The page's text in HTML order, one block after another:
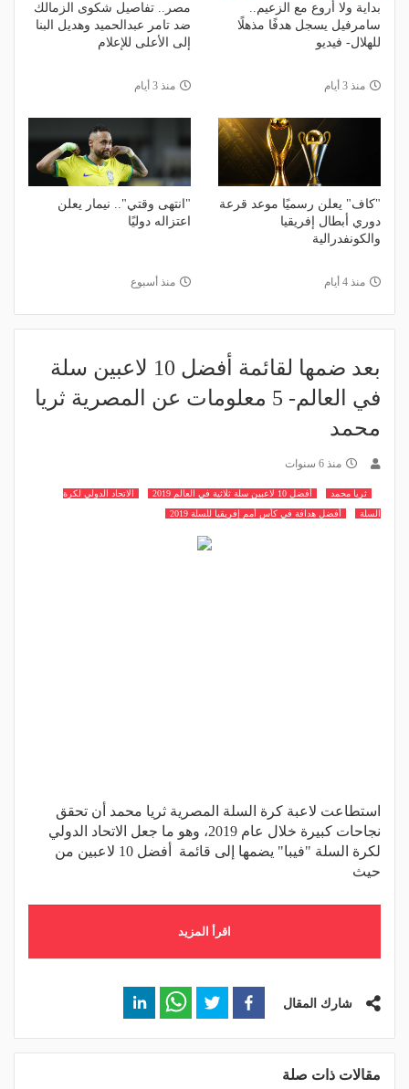
بداية ولا أروع مع الزعيم..
سامرفيل يسجل هدفًا مذهلًا
للهلال- فيديو
منذ 3 أيام
مصر.. تفاصيل شكوى الزمالك
ضد تامر عبدالحميد وهديل البنا
إلى الأعلى للإعلام
منذ 3 أيام
"كاف" يعلن رسميًا موعد قرعة
دوري أبطال إفريقيا
والكونفدرالية
منذ 4 أيام
"انتهى وقتي".. نيمار يعلن
اعتزاله دوليًا
منذ أسبوع
بعد ضمها لقائمة أفضل 10 لاعبين سلة
في العالم- 5 معلومات عن المصرية ثريا
محمد
منذ 6 سنوات
ثريا محمد أفضل 10 لاعبين سلة ثلاثية في العالم 2019
الاتحاد الدولي لكرة
السلة
أفضل هدافة في كأس أمم إفريقيا للسلة 2019
استطاعت لاعبة كرة السلة المصرية ثريا محمد أن تحقق
نجاحات كبيرة خلال عام 2019، وهو ما جعل الاتحاد الدولي
لكرة السلة "فيبا" يضمها إلى قائمة أفضل 10 لاعبين من
حيث
اقرأ المزيد
شارك المقال
مقالات ذات صلة